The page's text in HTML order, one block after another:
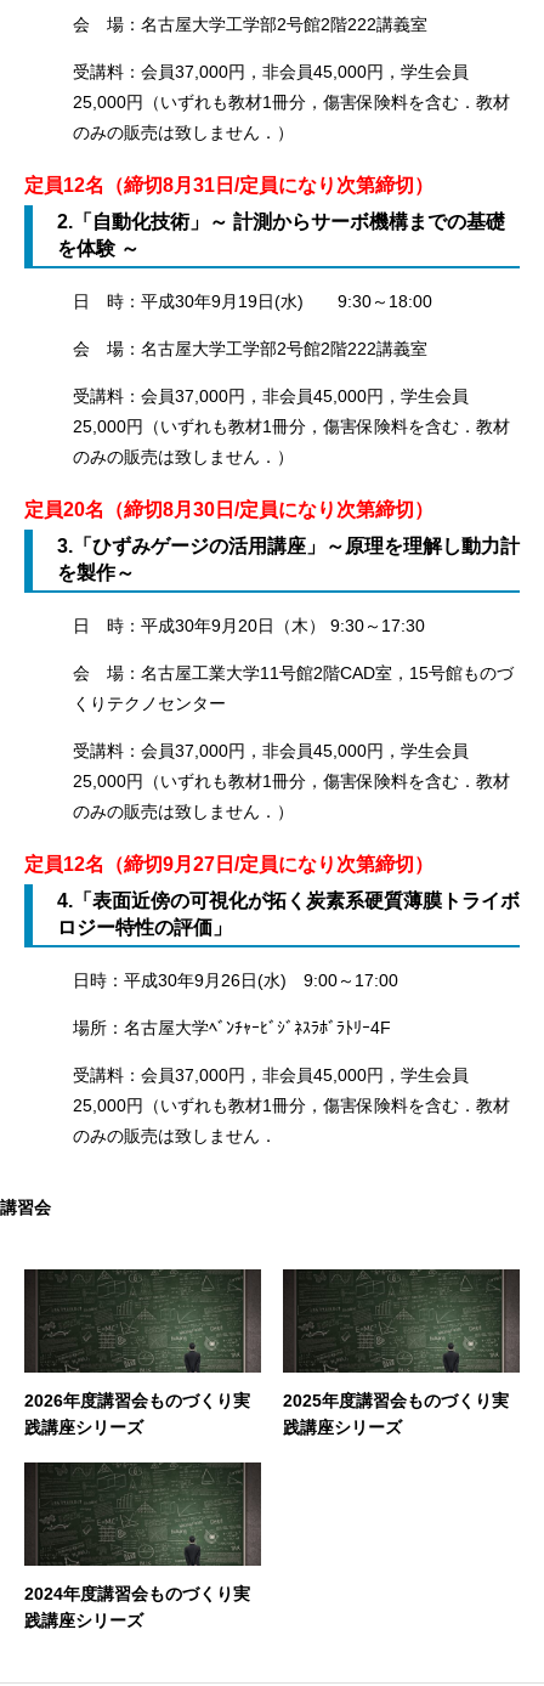
会 場：名古屋大学工学部2号館2階222講義室
受講料：会員37,000円，非会員45,000円，学生会員
25,000円（いずれも教材1冊分，傷害保険料を含む．教材
のみの販売は致しません．）
定員12名
（締切8月31日/定員になり次第締切）
2.「自動化技術」～ 計測からサーボ機構までの基礎
を体験 ～
日 時：平成30年9月19日(水) 9:30～18:00
会 場：名古屋大学工学部2号館2階222講義室
受講料：会員37,000円，非会員45,000円，学生会員
25,000円（いずれも教材1冊分，傷害保険料を含む．教材
のみの販売は致しません．）
定員20名
（締切8月30日/定員になり次第締切）
3.「ひずみゲージの活用講座」～原理を理解し動力計
を製作～
日 時：平成30年9月20日（木） 9:30～17:30
会 場：名古屋工業大学11号館2階CAD室，15号館ものづ
くりテクノセンター
受講料：会員37,000円，非会員45,000円，学生会員
25,000円（いずれも教材1冊分，傷害保険料を含む．教材
のみの販売は致しません．）
定員12名 （締切9月27日 /定員になり次第締切）
4.「表面近傍の可視化が拓く炭素系硬質薄膜トライボ
ロジー特性の評価」
日時：平成30年9月26日(水) 9:00～17:00
場所：名古屋大学ﾍﾞﾝﾁｬｰﾋﾞｼﾞﾈｽﾗﾎﾞﾗﾄﾘｰ4F
受講料：会員37,000円，非会員45,000円，学生会員
25,000円（いずれも教材1冊分，傷害保険料を含む．教材
のみの販売は致しません．
講習会
2026年度講習会ものづくり実
践講座シリーズ
2025年度講習会ものづくり実
践講座シリーズ
2024年度講習会ものづくり実
践講座シリーズ